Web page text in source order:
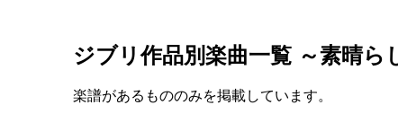
ジブリ作品別楽曲一覧 ～素晴
楽譜があるもののみを掲載しています。